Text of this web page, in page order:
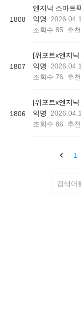
1808
익명
조회수 85 추
1807
익명
조회수 76 추
1806
익명
조회수 86 추
1